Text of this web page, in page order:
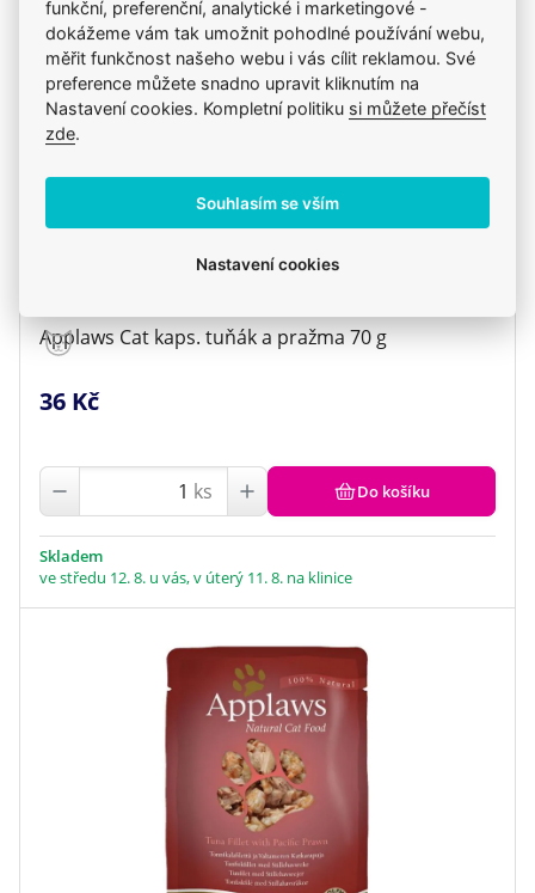
Applaws Cat kaps. tuňák a pražma 70 g
36 Kč
ks Do košíku
Skladem
ve středu 12. 8. u vás, v úterý 11. 8. na klinice
funkční, preferenční, analytické i marketingové -
dokážeme vám tak umožnit pohodlné používání webu,
měřit funkčnost našeho webu i vás cílit reklamou. Své
preference můžete snadno upravit kliknutím na
Nastavení cookies. Kompletní politiku si můžete přečíst
zde.
Souhlasím se vším
Nastavení cookies